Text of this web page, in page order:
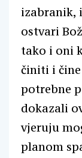
izabranik,
ostvari
tako i oni
činiti i
potrebne
dokazali
vjeruju
planom